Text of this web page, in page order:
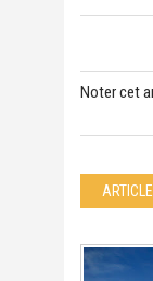
Noter cet